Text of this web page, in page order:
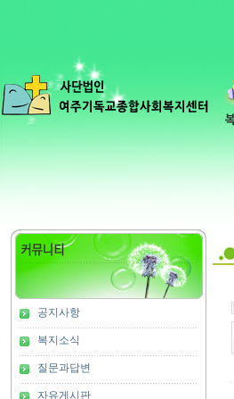
공지사항
복지소식
질문과답변
자유게시판